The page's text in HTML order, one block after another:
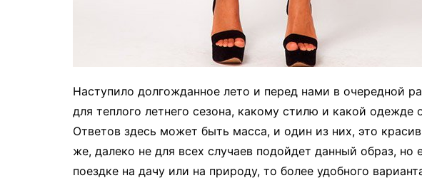
Наступило долгожданное лето и перед нами в очередной
для теплого летнего сезона, какому стилю и какой одежде
Ответов здесь может быть масса, и один из них, это
же, далеко не для всех случаев подойдет данный образ, но
поездке на дачу или на природу, то более удобного